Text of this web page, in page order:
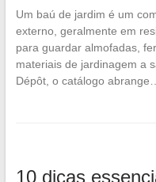
Um baú de jardim é um
externo, geralmente em
para guardar almofadas,
materiais de jardinagem a
Dépôt, o catálogo
10 dicas